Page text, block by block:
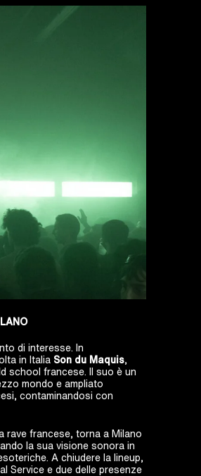
di interesse. In
in Italia Son du Maquis,
school francese. Il suo è un
mondo e ampliato
contaminandosi con
rave francese, torna a Milano
la sua visione sonora in
A chiudere la lineup,
Service e due delle presenze